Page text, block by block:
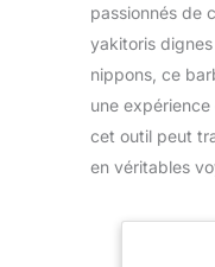
passionnés de
yakitoris
nippons, ce
une
cet outil peut
en véritables